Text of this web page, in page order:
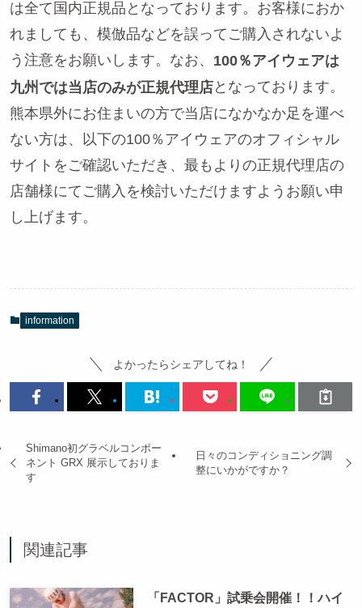
は全て国内正規品となっております。お客様におか
れましても、模倣品などを誤ってご購入されないよ
う注意をお願いします。なお、 100％アイウェアは
九州では当店のみが正規代理店となっております。
熊本県外にお住まいの方で当店になかなか足を運べ
ない方は、以下の100％アイウェアのオフィシャル
サイトをご確認いただき、最もよりの正規代理店の
店舗様にてご購入を検討いただけますようお願い申
し上げます。
information
よかったらシェアしてね！
Shimano初グラベルコンポー
ネント GRX 展示しておりま
す
日々のコンディショニング調
整にいかがですか？
関連記事
「FACTOR」試乗会開催！！ハイ